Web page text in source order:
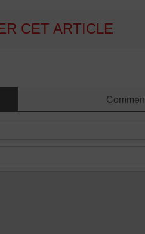
CET ARTICLE